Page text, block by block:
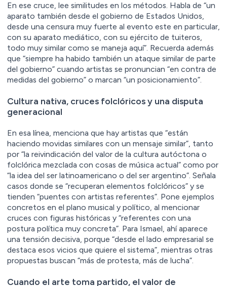
En ese cruce, lee similitudes en los métodos. Habla de “un
aparato también desde el gobierno de Estados Unidos,
desde una censura muy fuerte al evento este en particular,
con su aparato mediático, con su ejército de tuiteros,
todo muy similar como se maneja aquí”. Recuerda además
que “siempre ha habido también un ataque similar de parte
del gobierno” cuando artistas se pronuncian “en contra de
medidas del gobierno” o marcan “un posicionamiento”.
Cultura nativa, cruces folclóricos y una disputa
generacional
En esa línea, menciona que hay artistas que “están
haciendo movidas similares con un mensaje similar”, tanto
por “la reivindicación del valor de la cultura autóctona o
folclórica mezclada con cosas de música actual” como por
“la idea del ser latinoamericano o del ser argentino”. Señala
casos donde se “recuperan elementos folclóricos” y se
tienden “puentes con artistas referentes”. Pone ejemplos
concretos en el plano musical y político, al mencionar
cruces con figuras históricas y “referentes con una
postura política muy concreta”. Para Ismael, ahí aparece
una tensión decisiva, porque “desde el lado empresarial se
destaca esos vicios que quiere el sistema”, mientras otras
propuestas buscan “más de protesta, más de lucha”.
Cuando el arte toma partido, el valor de